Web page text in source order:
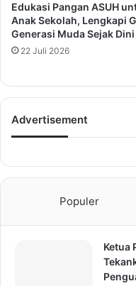
Edukasi Pangan ASUH
Anak Sekolah, Lengkapi
Generasi Muda Sejak Dini
22 Juli 2026
Advertisement
Populer
Ketua